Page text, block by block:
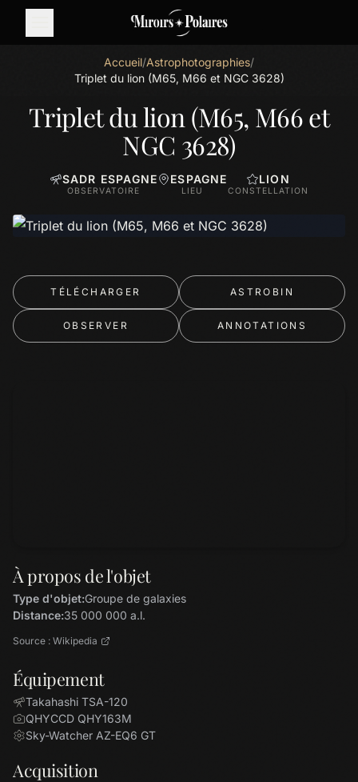
Accueil/Astrophotographies/
Triplet du lion (M65, M66 et NGC 3628)
Triplet du lion (M65, M66 et
NGC 3628)
SADR ESPAGNE
OBSERVATOIRE
ESPAGNE
LIEU
LION
CONSTELLATION
TÉLÉCHARGER ASTROBIN
OBSERVER ANNOTATIONS
À propos de l'objet
Type d'objet:Groupe de galaxies
Distance:35 000 000 a.l.
Source : Wikipedia
Équipement
Takahashi TSA-120
QHYCCD QHY163M
Sky-Watcher AZ-EQ6 GT
Acquisition